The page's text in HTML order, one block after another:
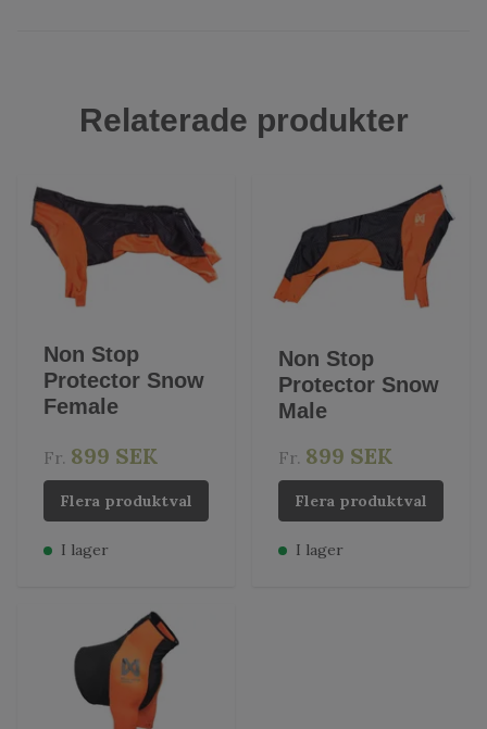
Relaterade produkter
Non Stop
Protector Snow
Female
Fr. 899 SEK
Flera produktval
I lager
Non Stop
Protector Snow
Male
Fr. 899 SEK
Flera produktval
I lager